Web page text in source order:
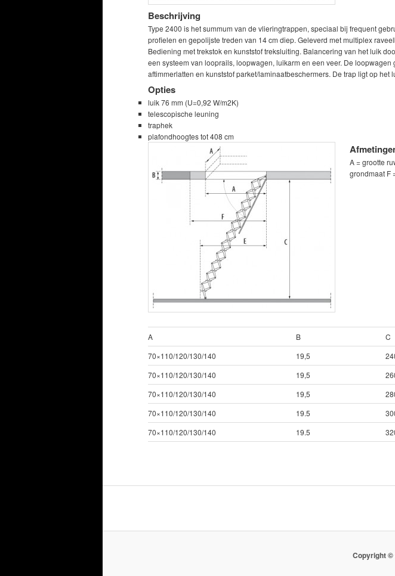
Beschrijving
Type 2400 is het summum van de vlieringtrappen, speciaal bij frequent
profielen en gepolijste treden van 14 cm diep. Geleverd met multiplex
Bediening met trekstok en kunststof treksluiting. Balancering van het luik
een systeem van looprails, loopwagen, luikarm en een veer. De
aftimmerlatten en kunststof parket/laminaatbeschermers. De trap ligt op
Opties
luik 76 mm (U=0,92 W/m2K)
telescopische leuning
traphek
plafondhoogtes tot 408 cm
A = grootte
grondmaat F
A B C
70×110/120/130/140
19,5
70×110/120/130/140
19,5
70×110/120/130/140
19,5
70×110/120/130/140
19.5
70×110/120/130/140
19.5
Copyright ©